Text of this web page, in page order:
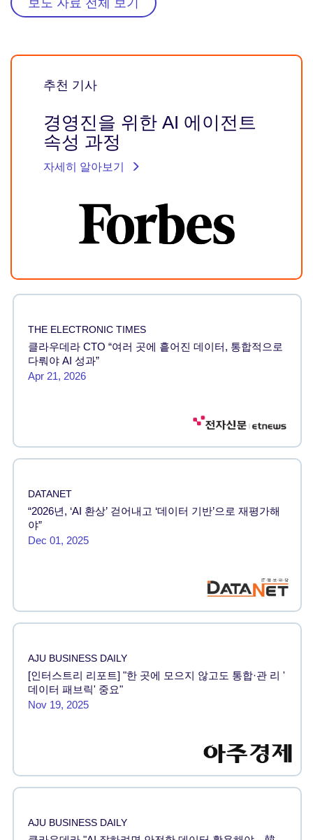
추천 기사
경영진을 위한 AI 에이전트
속성 과정
자세히 알아보기
THE ELECTRONIC TIMES
클라우데라 CTO “여러 곳에 흩어진 데이터, 통합적으로
다뤄야 AI 성과”
Apr 21, 2026
DATANET
“2026년, ‘AI 환상’ 걷어내고 ‘데이터 기반’으로 재평가해
야”
Dec 01, 2025
AJU BUSINESS DAILY
[인터스트리 리포트] "한 곳에 모으지 않고도 통합·관 리 '
데이터 패브릭' 중요"
Nov 19, 2025
AJU BUSINESS DAILY